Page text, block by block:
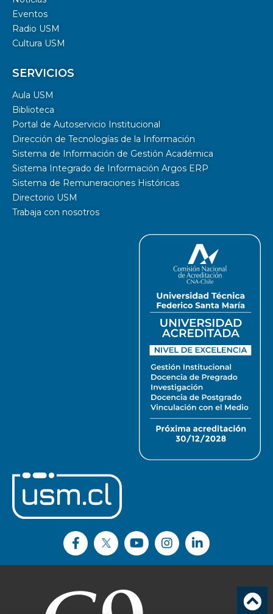
Eventos
Radio USM
Cultura USM
SERVICIOS
Aula USM
Biblioteca
Portal de Autoservicio Institucional
Dirección de Tecnologías de la Información
Sistema de Información de Gestión Académica
Sistema Integrado de Información Argos ERP
Sistema de Remuneraciones Históricas
Directorio USM
Trabaja con nosotros